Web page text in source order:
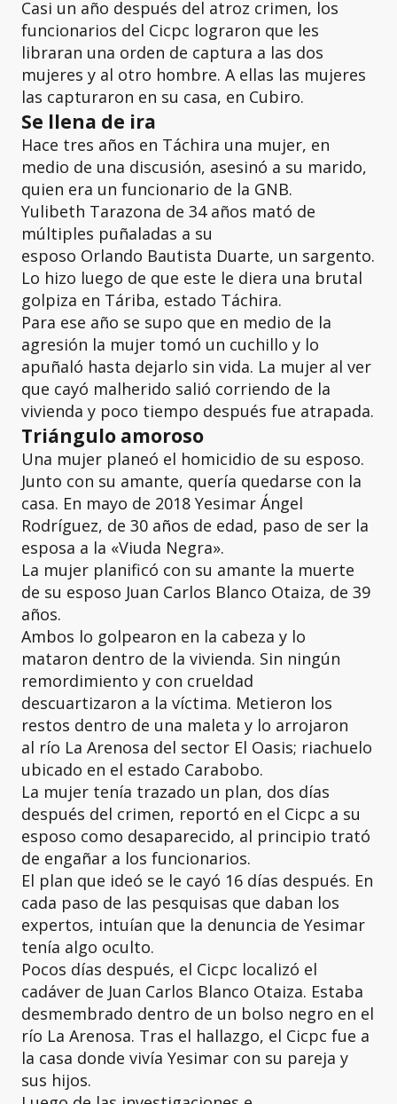
Casi un año después del atroz crimen, los
funcionarios del Cicpc lograron que les
libraran una orden de captura a las dos
mujeres y al otro hombre. A ellas las mujeres
las capturaron en su casa, en Cubiro.
Se llena de ira
Hace tres años en Táchira una mujer, en
medio de una discusión, asesinó a su marido,
quien era un funcionario de la GNB.
Yulibeth Tarazona de 34 años mató de
múltiples puñaladas a su
esposo Orlando Bautista Duarte, un sargento.
Lo hizo luego de que este le diera una brutal
golpiza en Táriba, estado Táchira.
Para ese año se supo que en medio de la
agresión la mujer tomó un cuchillo y lo
apuñaló hasta dejarlo sin vida. La mujer al ver
que cayó malherido salió corriendo de la
vivienda y poco tiempo después fue atrapada.
Triángulo amoroso
Una mujer planeó el homicidio de su esposo.
Junto con su amante, quería quedarse con la
casa. En mayo de 2018 Yesimar Ángel
Rodríguez, de 30 años de edad, paso de ser la
esposa a la «Viuda Negra».
La mujer planificó con su amante la muerte
de su esposo Juan Carlos Blanco Otaiza, de 39
años.
Ambos lo golpearon en la cabeza y lo
mataron dentro de la vivienda. Sin ningún
remordimiento y con crueldad
descuartizaron a la víctima. Metieron los
restos dentro de una maleta y lo arrojaron
al río La Arenosa del sector El Oasis; riachuelo
ubicado en el estado Carabobo.
La mujer tenía trazado un plan, dos días
después del crimen, reportó en el Cicpc a su
esposo como desaparecido, al principio trató
de engañar a los funcionarios.
El plan que ideó se le cayó 16 días después. En
cada paso de las pesquisas que daban los
expertos, intuían que la denuncia de Yesimar
tenía algo oculto.
Pocos días después, el Cicpc localizó el
cadáver de Juan Carlos Blanco Otaiza. Estaba
desmembrado dentro de un bolso negro en el
río La Arenosa. Tras el hallazgo, el Cicpc fue a
la casa donde vivía Yesimar con su pareja y
sus hijos.